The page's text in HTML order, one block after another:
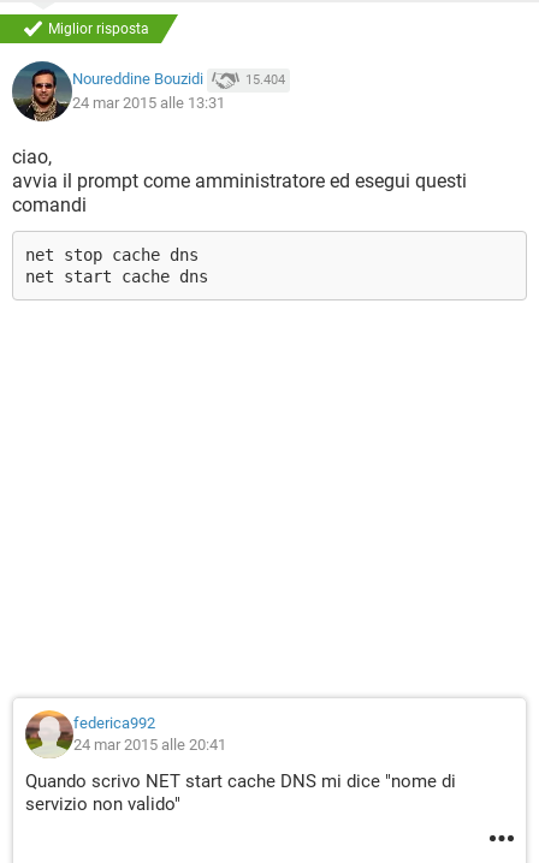
Miglior risposta
Noureddine Bouzidi 15.404
24 mar 2015 alle 13:31
ciao,
avvia il prompt come amministratore ed esegui questi
comandi
net stop cache dns
net start cache dns
federica992
24 mar 2015 alle 20:41
Quando scrivo NET start cache DNS mi dice "nome di
servizio non valido"